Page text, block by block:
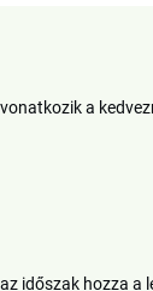
a
időszak hozza a